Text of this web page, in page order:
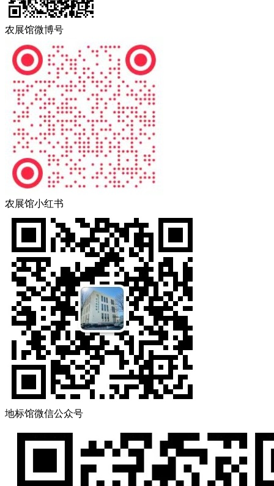
农展馆微博号
农展馆小红书
地标馆微信公众号